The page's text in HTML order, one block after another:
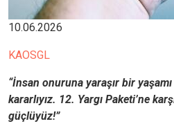
10.06.2026
KAOSGL
“İnsan onuruna yaraşır bir
kararlıyız. 12. Yargı Paketi’ne
güçlüyüz!”